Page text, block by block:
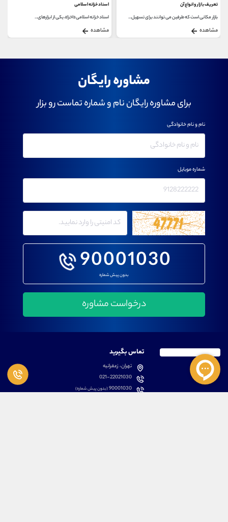
تعریف بازار و انواع آن
بازار مکانی است که طرفین می توانند برای تسهیل...
مشاهده
اسناد خزانه اسلامی
اسناد خزانه اسلامی «اخزا»، یکی از ابزارهای...
مشاهده
مشاوره رایگان
برای مشاوره رایگان نام و شماره تماست رو بزار
90001030
بدون پیش شماره
نام و نام خانوادگی
شماره موبایل
تماس بگیرید
تهران، زعفرانیه
021-22021030
90001030(بدون پیش شماره)